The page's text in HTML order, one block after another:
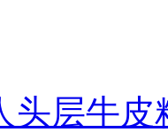
头层牛